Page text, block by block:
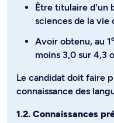
Être titulaire d'un
sciences de la vie
Avoir obtenu, au 1
moins 3,0 sur 4,3
Le candidat doit faire
connaissance des
1.2. Connaissances